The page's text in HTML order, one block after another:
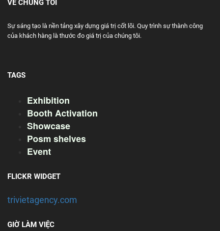
VỀ CHÚNG TÔI
Sự sáng tạo là nền tảng xây dựng giá trị cốt lõi. Quy trình sự thành công
của khách hàng là thước đo giá trị của chúng tôi.
TAGS
Exhibition
Booth Activation
Showcase
Posm shelves
Event
FLICKR WIDGET
trivietagency.com
GIỜ LÀM VIỆC